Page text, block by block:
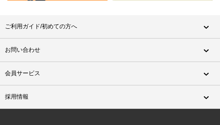
ご利用ガイド/初めての方へ
お問い合わせ
会員サービス
採用情報